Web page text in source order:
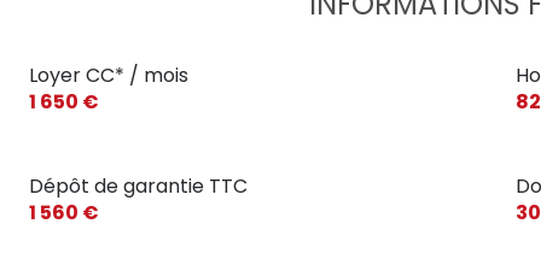
Loyer CC* / mois
1 650 €
Dépôt de garantie TTC
1 560 €